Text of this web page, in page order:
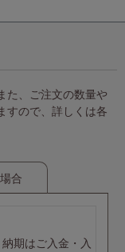
た、ご注文の数量や
すので、詳しくは各
合
期はご入金・入